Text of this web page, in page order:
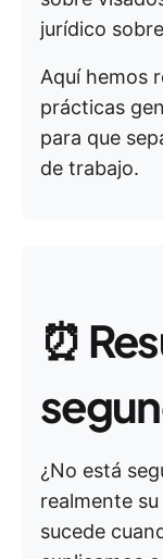
jurídico
Aquí hemos
prácticas
para que
de trabajo.
⏰
¿No está
realmente
sucede